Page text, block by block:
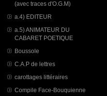
(avec traces d'O.G.M)
a.4) EDITEUR
a.5) ANIMATEUR DU
CABARET POETIQUE
Boussole
C.A.P de lettres
carottages littéraires
Compile Face-Bouquienne